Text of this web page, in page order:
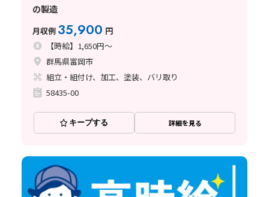
の製造
月収例 35,900 円
【時給】1,650円～
群馬県富岡市
組立・組付け、加工、塗装、バリ取り
58435-00
キープする 詳細を見る